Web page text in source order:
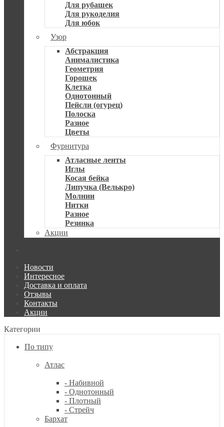
Для рубашек
Для рукоделия
Для юбок
Узор
Абстракция
Анималистика
Геометрия
Горошек
Клетка
Однотонный
Пейсли (огурец)
Полоска
Разное
Цветы
Фурнитура
Атласные ленты
Иглы
Косая бейка
Липучка (Велькро)
Молнии
Нитки
Разное
Резинка
Акции
Новости
Интересное
Доставка и оплата
Отзывы
Контакты
Акции
Категории
По типу
Атлас
- Набивной
- Однотонный
- Плотный
- Стрейч
Бархат